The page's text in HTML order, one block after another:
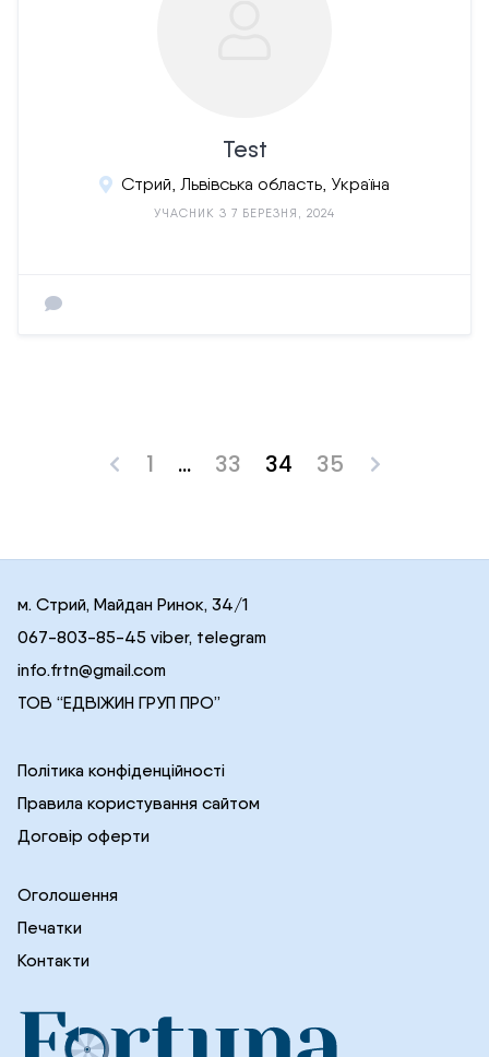
Test
Стрий, Львівська область, Україна
УЧАСНИК З 7 БЕРЕЗНЯ, 2024
Posts
1 … 33 34 35
м. Стрий, Майдан Ринок, 34/1
067-803-85-45 viber, telegram
info.frtn@gmail.com
ТОВ “ЕДВІЖИН ГРУП ПРО”
Політика конфіденційності
Правила користування сайтом
Договір оферти
Оголошення
Печатки
Контакти